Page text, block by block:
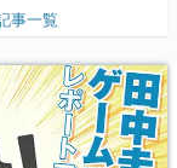
山 洋に流れる血は
た【若ゲのいた
事一覧